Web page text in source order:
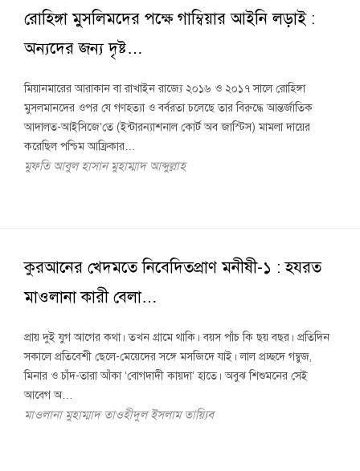
রোহিঙ্গা মুসলিমদের পক্ষে গাম্বিয়ার আইনি লড়াই :
অন্যদের জন্য দৃষ্ট…
মিয়ানমারের আরাকান বা রাখাইন রাজ্যে ২০১৬ ও ২০১৭ সালে রোহিঙ্গা
মুসলমানদের ওপর যে গণহত্যা ও বর্বরতা চলেছে তার বিরুদ্ধে আন্তর্জাতিক
আদালত-আইসিজে’তে (ইন্টারন্যাশনাল কোর্ট অব জাস্টিস) মামলা দায়ের
করেছিল পশ্চিম আফ্রিকার…
মুফতি আবুল হাসান মুহাম্মাদ আব্দুল্লাহ
কুরআনের খেদমতে নিবেদিতপ্রাণ মনীষী-১ : হযরত
মাওলানা কারী বেলা…
প্রায় দুই যুগ আগের কথা। তখন গ্রামে থাকি। বয়স পাঁচ কি ছয় বছর। প্রতিদিন
সকালে প্রতিবেশী ছেলে-মেয়েদের সঙ্গে মসজিদে যাই। লাল প্রচ্ছদে গম্বুজ,
মিনার ও চাঁদ-তারা আঁকা ‘বোগদাদী কায়দা’ হাতে। অবুঝ শিশুমনের সেই
আবেগ অ…
মাওলানা মুহাম্মাদ তাওহীদুল ইসলাম তায়্যিব